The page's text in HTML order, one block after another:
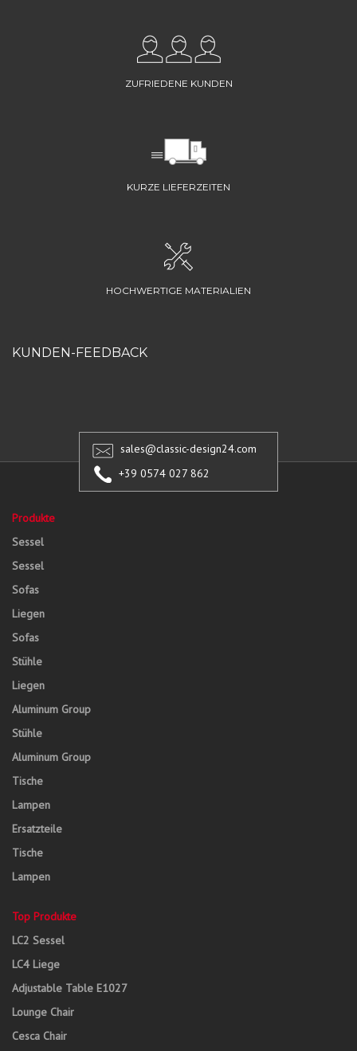
ZUFRIEDENE KUNDEN
KURZE LIEFERZEITEN
HOCHWERTIGE MATERIALIEN
KUNDEN-FEEDBACK
sales@classic-design24.com
+39 0574 027 862
Produkte
Sessel
Sessel
Sofas
Liegen
Sofas
Stühle
Liegen
Aluminum Group
Stühle
Aluminum Group
Tische
Lampen
Ersatzteile
Tische
Lampen
Top Produkte
LC2 Sessel
LC4 Liege
Adjustable Table E1027
Lounge Chair
Cesca Chair